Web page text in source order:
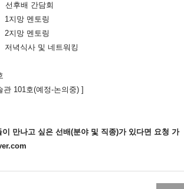
후배 간담회
망 멘토링
망 멘토링
녁식사 및 네트워킹
호(예정-논의중) ]
만나고 싶은 선배(분야 및 직종)가 있다면 요청 가